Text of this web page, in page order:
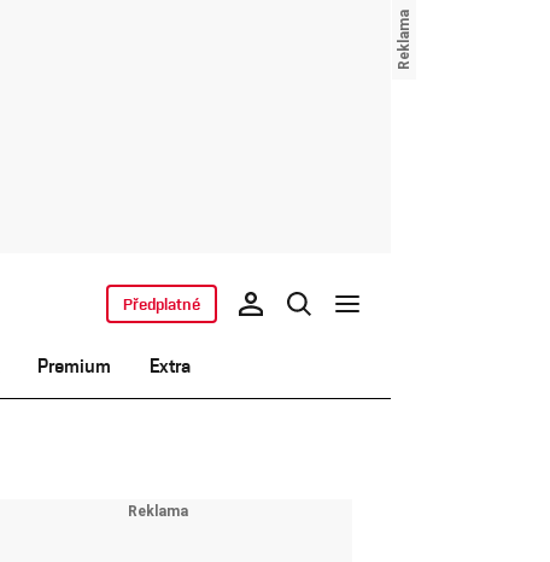
Premium Extra
Předplatné